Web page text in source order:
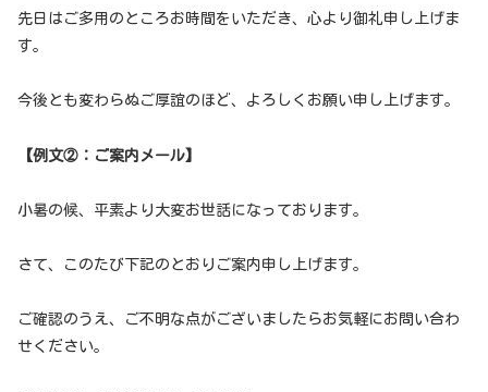
先日はご多用のところお時間をいただき、心より御礼申し上げま
す。
今後とも変わらぬご厚誼のほど、よろしくお願い申し上げます。
【例文②：ご案内メール】
小暑の候、平素より大変お世話になっております。
さて、このたび下記のとおりご案内申し上げます。
ご確認のうえ、ご不明な点がございましたらお気軽にお問い合わ
せください。